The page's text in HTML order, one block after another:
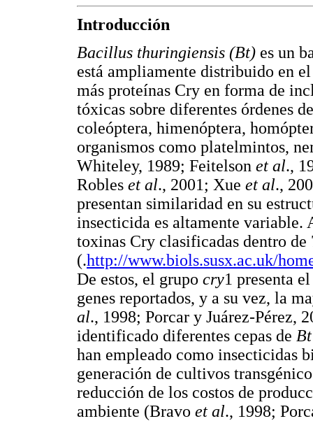
Introducción
Bacillus thuringiensis (Bt) es un
está ampliamente distribuido en
más proteínas Cry en forma de
tóxicas sobre diferentes órdenes
coleóptera, himenóptera,
organismos como platelmintos,
Whiteley, 1989; Feitelson et al.,
Robles et al., 2001; Xue et al.,
presentan similaridad en su
insecticida es altamente variable.
toxinas Cry clasificadas dentro de
(.http://www.biols.susx.ac.uk/
De estos, el grupo cry1 presenta
genes reportados, y a su vez, la
al., 1998; Porcar y Juárez-Pérez,
identificado diferentes cepas de Bt
han empleado como insecticidas
generación de cultivos
reducción de los costos de
ambiente (Bravo et al., 1998;